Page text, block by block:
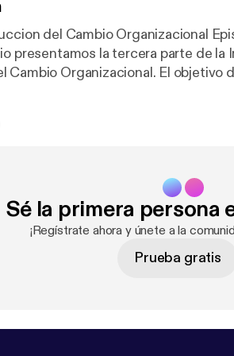
Organizacional Episodio 003 - Introduccion al Taller
presentamos la tercera parte de la
El objetivo del taller es que los participantes
de dos de los actores clave
Sé la primera persona
¡Regístrate ahora y únete a la
Prueba gratis